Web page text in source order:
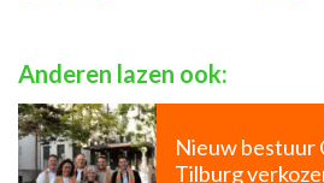
Anderen lazen ook:
Nieuw bestuur
Tilburg